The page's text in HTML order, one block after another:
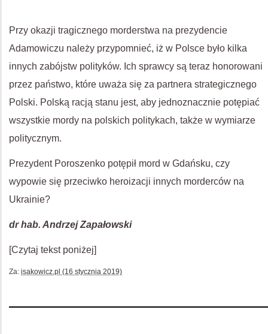
Przy okazji tragicznego morderstwa na prezydencie
Adamowiczu należy przypomnieć, iż w Polsce było kilka
innych zabójstw polityków. Ich sprawcy są teraz honorowani
przez państwo, które uważa się za partnera strategicznego
Polski. Polską racją stanu jest, aby jednoznacznie potępiać
wszystkie mordy na polskich politykach, także w wymiarze
politycznym.
Prezydent Poroszenko potępił mord w Gdańsku, czy
wypowie się przeciwko heroizacji innych morderców na
Ukrainie?
dr hab. Andrzej Zapałowski
[Czytaj tekst poniżej]
Za: isakowicz.pl (16 stycznia 2019)